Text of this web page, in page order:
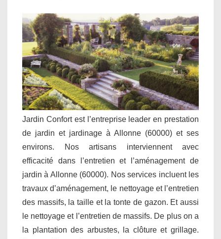
Jardin Confort est l’entreprise leader en prestation
de jardin et jardinage à Allonne (60000) et ses
environs. Nos artisans interviennent avec
efficacité dans l’entretien et l’aménagement de
jardin à Allonne (60000). Nos services incluent les
travaux d’aménagement, le nettoyage et l’entretien
des massifs, la taille et la tonte de gazon. Et aussi
le nettoyage et l’entretien de massifs. De plus on a
la plantation des arbustes, la clôture et grillage.